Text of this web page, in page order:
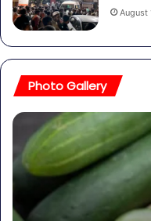
August
Photo Gallery
पेट
समस्याओं
से
गर्मियों